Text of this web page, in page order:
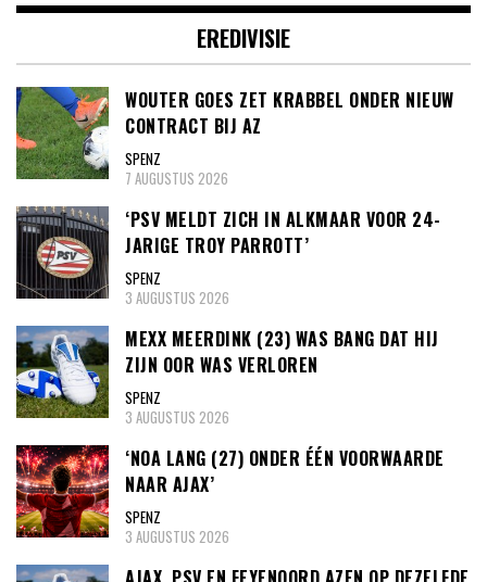
EREDIVISIE
WOUTER GOES ZET KRABBEL ONDER NIEUW
CONTRACT BIJ AZ
SPENZ
7 AUGUSTUS 2026
‘PSV MELDT ZICH IN ALKMAAR VOOR 24-
JARIGE TROY PARROTT’
SPENZ
3 AUGUSTUS 2026
MEXX MEERDINK (23) WAS BANG DAT HIJ
ZIJN OOR WAS VERLOREN
SPENZ
3 AUGUSTUS 2026
‘NOA LANG (27) ONDER ÉÉN VOORWAARDE
NAAR AJAX’
SPENZ
3 AUGUSTUS 2026